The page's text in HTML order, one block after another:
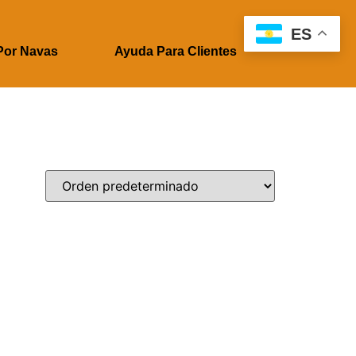
Navas Ayuda Para Clientes
ES